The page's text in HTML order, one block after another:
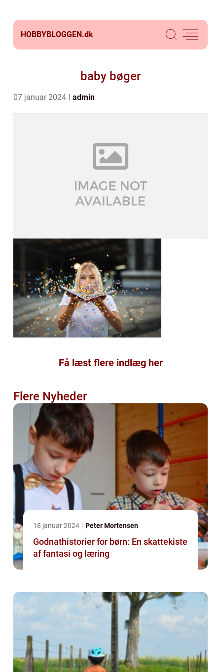
HOBBYBLOGGEN.dk
baby bøger
07 januar 2024 admin
Få læst flere indlæg her
Flere Nyheder
18 januar 2024 Peter Mortensen
Godnathistorier for børn: En skattekiste
af fantasi og læring